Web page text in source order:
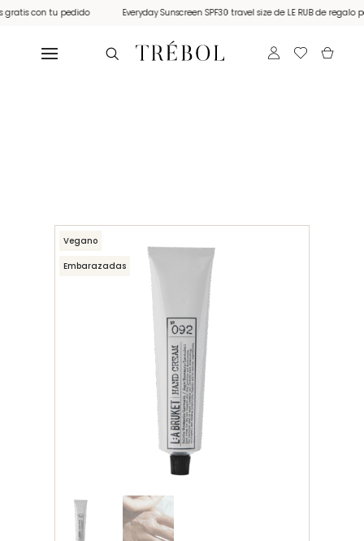
con tu pedido Everyday Sunscreen SPF30 travel size de LE RUB de regalo
Vegano
Embarazadas